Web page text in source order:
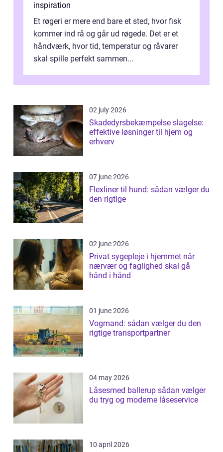
inspiration
Et røgeri er mere end bare et sted, hvor fisk
kommer ind rå og går ud røgede. Det er et
håndværk, hvor tid, temperatur og råvarer
skal spille perfekt sammen...
02 july 2026
Skadedyrsbekæmpelse slagelse:
effektive løsninger til hjem og
erhverv
07 june 2026
Flexliner til hund: sådan vælger du
den rigtige
02 june 2026
Privat sygepleje i hjemmet når
nærvær og faglighed skal gå
hånd i hånd
01 june 2026
Vogmand: sådan vælger du den
rigtige transportpartner
04 may 2026
Låsesmed ballerup sådan vælger
du tryg og moderne låseservice
10 april 2026